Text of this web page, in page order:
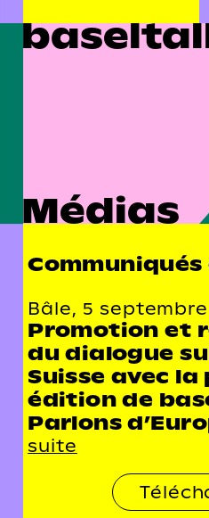
Médias
Bâle, 5 septembre
Promotion et
du dialogue
Suisse avec la
édition de
Parlons
suite